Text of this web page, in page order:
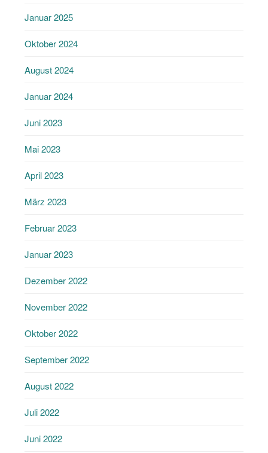
Januar 2025
Oktober 2024
August 2024
Januar 2024
Juni 2023
Mai 2023
April 2023
März 2023
Februar 2023
Januar 2023
Dezember 2022
November 2022
Oktober 2022
September 2022
August 2022
Juli 2022
Juni 2022